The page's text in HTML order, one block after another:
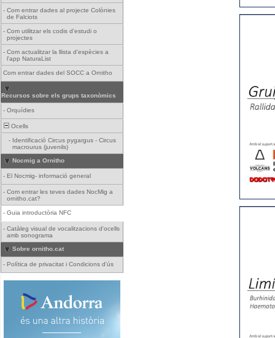
- Com entrar dades al projecte Colònies
de Falciots
- Com utilitzar els codis d'estudi o
projectes
- Com actualitzar la llista d'espècies a
l'app NaturaList
Com entrar dades del SOCC a Ornitho
Recursos sobre els grups taxonòmics
- Orquídies
Ocells
- Identificació Circus pygargus - Circus
macrourus (juvenils)
Nocmig a Ornitho
- El Nocmig- informació general
- Com entrar les teves dades NocMig a
ornitho.cat?
- Guia introductòria NFC
- Catàleg visual de vocalitzacions d'ocells
amb sonograma
Sobre ornitho.cat
- Política de privacitat i Condicions d'ús